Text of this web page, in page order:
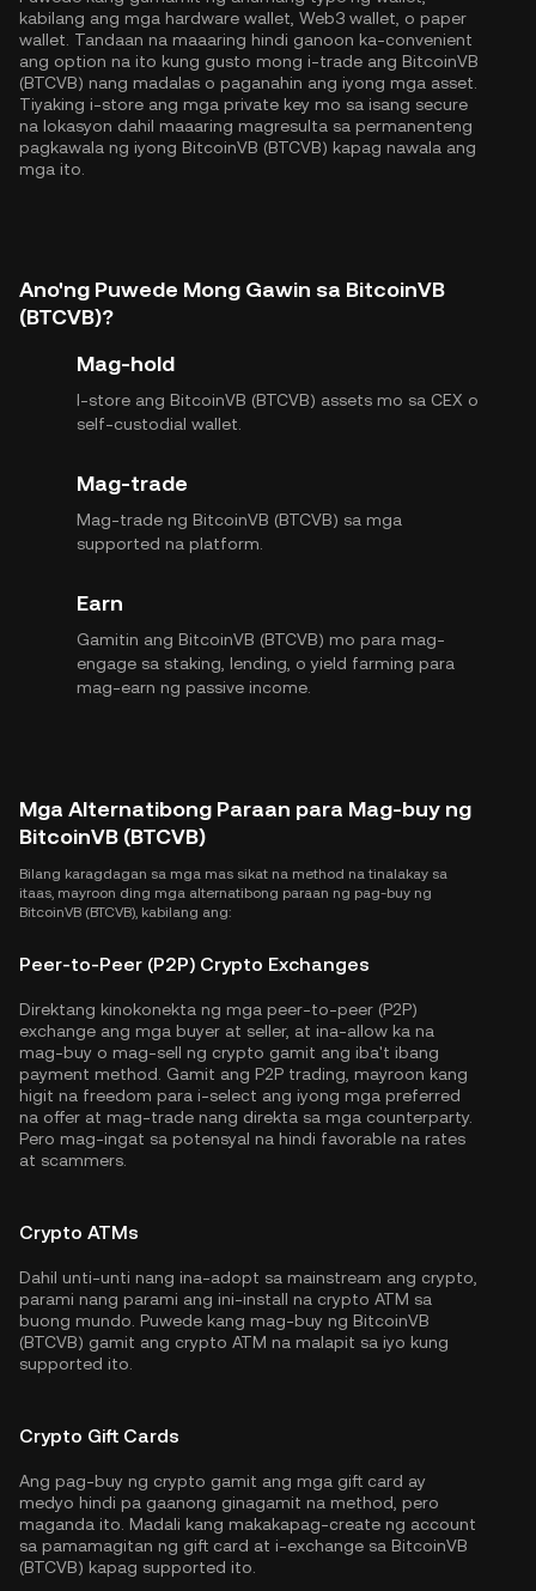
kabilang ang mga hardware wallet, Web3 wallet, o paper
wallet. Tandaan na maaaring hindi ganoon ka-convenient
ang option na ito kung gusto mong i-trade ang BitcoinVB
(BTCVB) nang madalas o paganahin ang iyong mga asset.
Tiyaking i-store ang mga private key mo sa isang secure
na lokasyon dahil maaaring magresulta sa permanenteng
pagkawala ng iyong BitcoinVB (BTCVB) kapag nawala ang
mga ito.
Ano'ng Puwede Mong Gawin sa BitcoinVB
(BTCVB)?
Mag-hold
I-store ang BitcoinVB (BTCVB) assets mo sa CEX o
self-custodial wallet.
Mag-trade
Mag-trade ng BitcoinVB (BTCVB) sa mga
supported na platform.
Earn
Gamitin ang BitcoinVB (BTCVB) mo para mag-
engage sa staking, lending, o yield farming para
mag-earn ng passive income.
Mga Alternatibong Paraan para Mag-buy ng
BitcoinVB (BTCVB)
Bilang karagdagan sa mga mas sikat na method na tinalakay sa
itaas, mayroon ding mga alternatibong paraan ng pag-buy ng
BitcoinVB (BTCVB), kabilang ang:
Peer-to-Peer (P2P) Crypto Exchanges
Direktang kinokonekta ng mga peer-to-peer (P2P)
exchange ang mga buyer at seller, at ina-allow ka na
mag-buy o mag-sell ng crypto gamit ang iba't ibang
payment method. Gamit ang P2P trading, mayroon kang
higit na freedom para i-select ang iyong mga preferred
na offer at mag-trade nang direkta sa mga counterparty.
Pero mag-ingat sa potensyal na hindi favorable na rates
at scammers.
Crypto ATMs
Dahil unti-unti nang ina-adopt sa mainstream ang crypto,
parami nang parami ang ini-install na crypto ATM sa
buong mundo. Puwede kang mag-buy ng BitcoinVB
(BTCVB) gamit ang crypto ATM na malapit sa iyo kung
supported ito.
Crypto Gift Cards
Ang pag-buy ng crypto gamit ang mga gift card ay
medyo hindi pa gaanong ginagamit na method, pero
maganda ito. Madali kang makakapag-create ng account
sa pamamagitan ng gift card at i-exchange sa BitcoinVB
(BTCVB) kapag supported ito.